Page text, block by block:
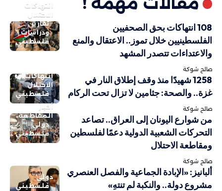
انتهاكات
الاحتلال
تقارير
ودراسات
فلسطيني
108 انتهاكات بحق الصحفيين
الفلسطينيين خلال تموز.. الاعتقال والمنع
والاعتداءات تتصدر المشهد
صالح شوكة
انتهاكات
الاحتلال
فلسطيني
1258 شهيدًا منذ وقف إطلاق النار في
غزة.. والصحة: جثامين لا تزال تحت الركام
صالح شوكة
أخبار
المقاطعة
دولي
فلسطيني
من شوارع اليونان إلى العراق.. تصاعد
التحركات الشعبية الدولية دعمًا لفلسطين
ومقاطعة الاحتلال
صالح شوكة
دولي
فلسطيني
ألبانيز: «الإبادة الجماعية والفصل العنصري
مشروع دولة.. والنكبة لم تنتهِ»